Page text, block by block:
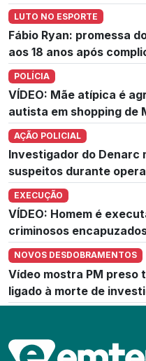
LUTO NO ESPORTE
Fábio Ryan: promessa
aos 18 anos após
POLÍCIA
VÍDEO: Mãe atípica é
autista em shopping de
AÇÃO POLICIAL
Investigador do Denarc
suspeitos durante
EXECUÇÃO
VÍDEO: Homem é
criminosos
NOVOS DESDOBRAMENTOS
Vídeo mostra PM preso
ligado à morte de